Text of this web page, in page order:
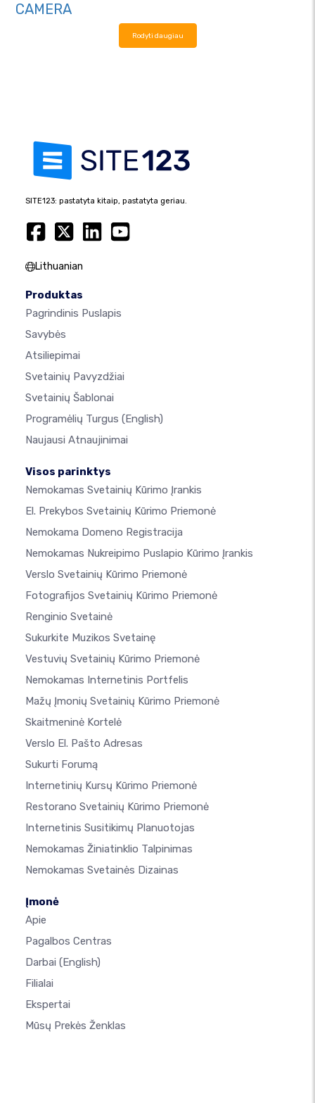
CAMERA
Rodyti daugiau
SITE123: pastatyta kitaip, pastatyta geriau.
Lithuanian
Produktas
Pagrindinis Puslapis
Savybės
Atsiliepimai
Svetainių Pavyzdžiai
Svetainių Šablonai
Programėlių Turgus (English)
Naujausi Atnaujinimai
Visos parinktys
Nemokamas Svetainių Kūrimo Įrankis
El. Prekybos Svetainių Kūrimo Priemonė
Nemokama Domeno Registracija
Nemokamas Nukreipimo Puslapio Kūrimo Įrankis
Verslo Svetainių Kūrimo Priemonė
Fotografijos Svetainių Kūrimo Priemonė
Renginio Svetainė
Sukurkite Muzikos Svetainę
Vestuvių Svetainių Kūrimo Priemonė
Nemokamas Internetinis Portfelis
Mažų Įmonių Svetainių Kūrimo Priemonė
Skaitmeninė Kortelė
Verslo El. Pašto Adresas
Sukurti Forumą
Internetinių Kursų Kūrimo Priemonė
Restorano Svetainių Kūrimo Priemonė
Internetinis Susitikimų Planuotojas
Nemokamas Žiniatinklio Talpinimas
Nemokamas Svetainės Dizainas
Įmonė
Apie
Pagalbos Centras
Darbai (English)
Filialai
Ekspertai
Mūsų Prekės Ženklas